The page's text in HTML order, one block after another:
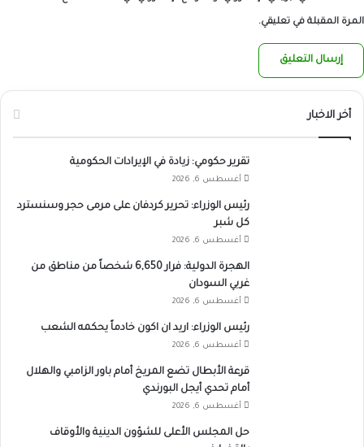
المرة المقبلة في تعليقي.
أخر الاخبار
تقرير حكومي: زيادة في الإيرادات الحكومية
أغسطس 6, 2026
رئيس الوزراء: تحرير كردفان على مرمى حجر وسنسترد
كل شبر
أغسطس 6, 2026
الهجرة الدولية: فرار 6,650 شخصاً من مناطق من
غربي السودان
أغسطس 6, 2026
رئيس الوزراء: اريد ان اكون خادماً يحكمه الشعب
أغسطس 6, 2026
قرعة الأبطال تضع المريخ أمام باور الزامبي والهلال
أمام تحدي أيجل البورندي
أغسطس 6, 2026
حل المجلس الأعلى للشؤون الدينية والأوقاف